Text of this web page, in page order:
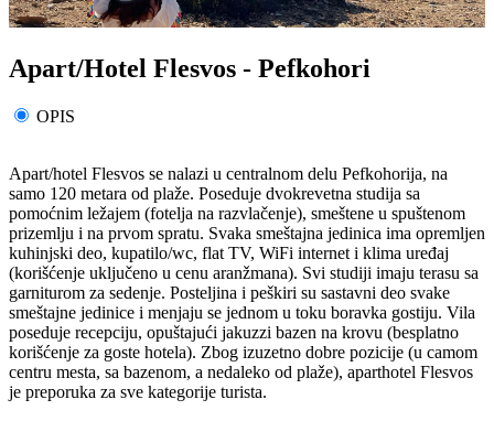
Apart/Hotel Flesvos - Pefkohori
OPIS
Apart/hotel Flesvos se nalazi u centralnom delu Pefkohorija, na
samo 120 metara od plaže. Poseduje dvokrevetna studija sa
pomoćnim ležajem (fotelja na razvlačenje), smeštene u spuštenom
prizemlju i na prvom spratu. Svaka smeštajna jedinica ima opremljen
kuhinjski deo, kupatilo/wc, flat TV, WiFi internet i klima uređaj
(korišćenje uključeno u cenu aranžmana). Svi studiji imaju terasu sa
garniturom za sedenje. Posteljina i peškiri su sastavni deo svake
smeštajne jedinice i menjaju se jednom u toku boravka gostiju. Vila
poseduje recepciju, opuštajući jakuzzi bazen na krovu (besplatno
korišćenje za goste hotela). Zbog izuzetno dobre pozicije (u camom
centru mesta, sa bazenom, a nedaleko od plaže), aparthotel Flesvos
je preporuka za sve kategorije turista.